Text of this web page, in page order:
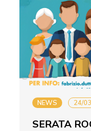
NEWS 24/
SERATA